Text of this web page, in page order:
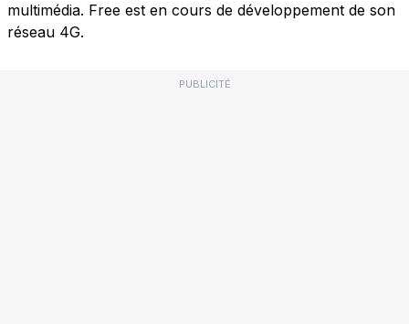
multimédia. Free est en cours de développement de son
réseau 4G.
PUBLICITÉ